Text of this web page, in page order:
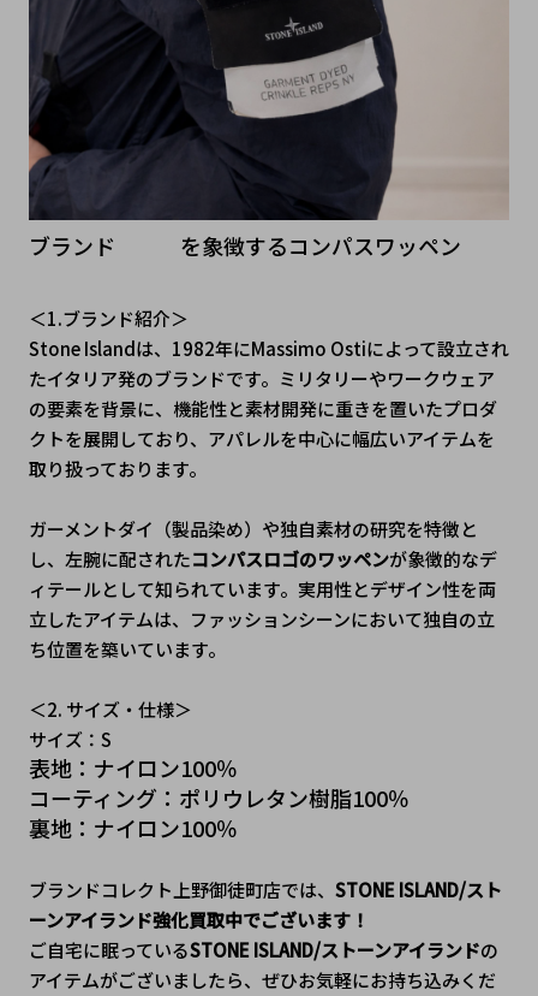
ブランド   を象徴するコンパスワッペン
＜1.ブランド紹介＞
Stone Islandは、1982年にMassimo Ostiによって設立され
たイタリア発のブランドです。ミリタリーやワークウェア
の要素を背景に、機能性と素材開発に重きを置いたプロダ
クトを展開しており、アパレルを中心に幅広いアイテムを
取り扱っております。
ガーメントダイ（製品染め）や独自素材の研究を特徴と
し、左腕に配されたコンパスロゴのワッペンが象徴的なデ
ィテールとして知られています。実用性とデザイン性を両
立したアイテムは、ファッションシーンにおいて独自の立
ち位置を築いています。
﻿＜2. サイズ・仕様＞
サイズ：S
表地：ナイロン100％
コーティング：ポリウレタン樹脂100％
裏地：ナイロン100％
ブランドコレクト上野御徒町店では、 STONE ISLAND/スト
ーンアイランド強化買取中でございます！
ご自宅に眠っているSTONE ISLAND/ストーンアイランドの
アイテムがございましたら、 ぜひお気軽にお持ち込みくだ